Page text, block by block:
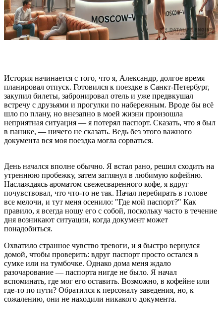
История начинается с того, что я, Александр, долгое время
планировал отпуск. Готовился к поездке в Санкт-Петербург,
закупил билеты, забронировал отель и уже предвкушал
встречу с друзьями и прогулки по набережным. Вроде бы всё
шло по плану, но внезапно в моей жизни произошла
неприятная ситуация — я потерял паспорт. Сказать, что я был
в панике, — ничего не сказать. Ведь без этого важного
документа вся моя поездка могла сорваться.
День начался вполне обычно. Я встал рано, решил сходить на
утреннюю пробежку, затем заглянул в любимую кофейню.
Наслаждаясь ароматом свежесваренного кофе, я вдруг
почувствовал, что что-то не так. Начал перебирать в голове
все мелочи, и тут меня осенило: "Где мой паспорт?" Как
правило, я всегда ношу его с собой, поскольку часто в течение
дня возникают ситуации, когда документ может
понадобиться.
Охватило странное чувство тревоги, и я быстро вернулся
домой, чтобы проверить: вдруг паспорт просто остался в
сумке или на тумбочке. Однако дома меня ждало
разочарование — паспорта нигде не было. Я начал
вспоминать, где мог его оставить. Возможно, в кофейне или
где-то по пути? Обратился к персоналу заведения, но, к
сожалению, они не находили никакого документа.